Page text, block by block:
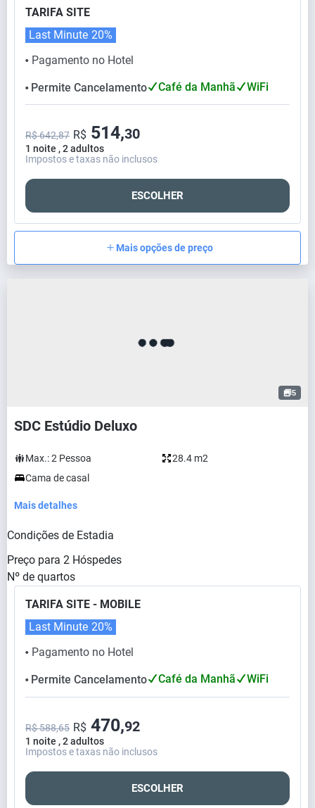
TARIFA SITE
⬤ Pagamento no Hotel
Last Minute 20%
⬤ Permite Cancelamento Café da Manhã WiFi
1 noite , 2 adultos
R$ 642,87 R$ 514,30
Impostos e taxas não inclusos
ESCOLHER
Mais opções de preço
5
SDC Estúdio Deluxo
Max.:2 Pessoa
28.4 m2
Cama de casal
Mais detalhes
Condições de Estadia
Preço para 2 Hóspedes
Nº de quartos
TARIFA SITE - MOBILE
⬤ Pagamento no Hotel
Last Minute 20%
⬤ Permite Cancelamento Café da Manhã WiFi
1 noite , 2 adultos
R$ 588,65 R$ 470,92
Impostos e taxas não inclusos
ESCOLHER